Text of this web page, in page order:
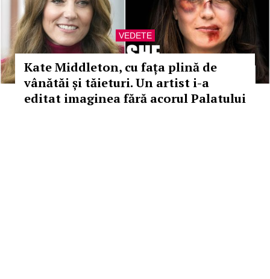
VEDETE
Kate Middleton, cu fața plină de
vânătăi și tăieturi. Un artist i-a
editat imaginea fără acorul Palatului